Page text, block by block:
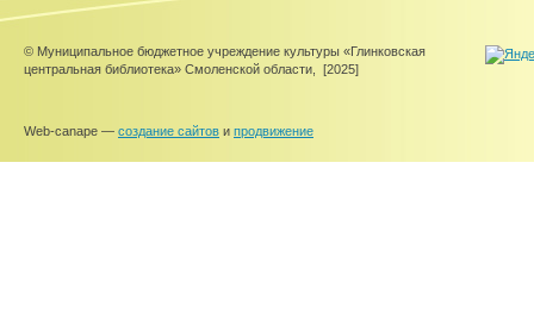
© Муниципальное бюджетное учреждение культуры «Глинковская
центральная библиотека» Смоленской области,
[2025]
Web-canape — создание сайтов и продвижение